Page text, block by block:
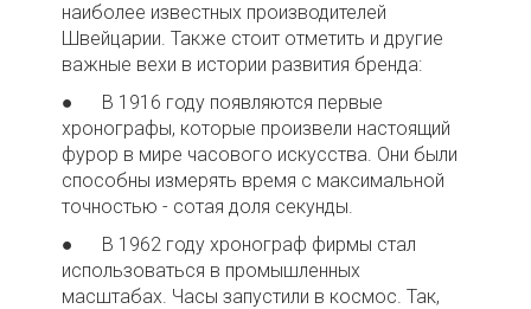
наиболее известных производителей
Швейцарии. Также стоит отметить и другие
важные вехи в истории развития бренда:
● В 1916 году появляются первые
хронографы, которые произвели настоящий
фурор в мире часового искусства. Они были
способны измерять время с максимальной
точностью - сотая доля секунды.
● В 1962 году хронограф фирмы стал
использоваться в промышленных
масштабах. Часы запустили в космос. Так,